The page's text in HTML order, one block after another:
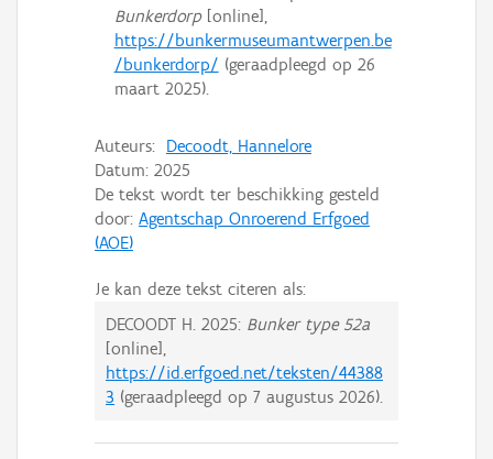
Bunkerdorp[online],
https://bunkermuseumantwerpen.be
/bunkerdorp/ (geraadpleegd op 26
maart 2025).
Auteurs: Decoodt, Hannelore
Datum: 2025
De tekst wordt ter beschikking gesteld
door: Agentschap Onroerend Erfgoed
(AOE)
Je kan deze tekst citeren als:
DECOODT H. 2025: Bunker type 52a
[online],
https://id.erfgoed.net/teksten/44388
3 (geraadpleegd op 7 augustus 2026).